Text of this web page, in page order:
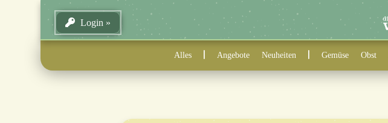
Login
Alles Angebote Neuheiten Gemüse Obst